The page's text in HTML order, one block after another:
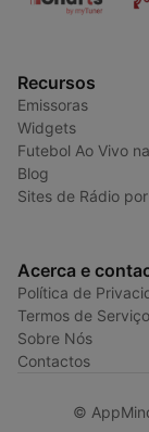
Recursos
Emissoras
Widgets
Futebol Ao Vivo
Blog
Sites de Rádio
Acerca e
Política de
Termos de Serviço
Sobre Nós
Contactos
©